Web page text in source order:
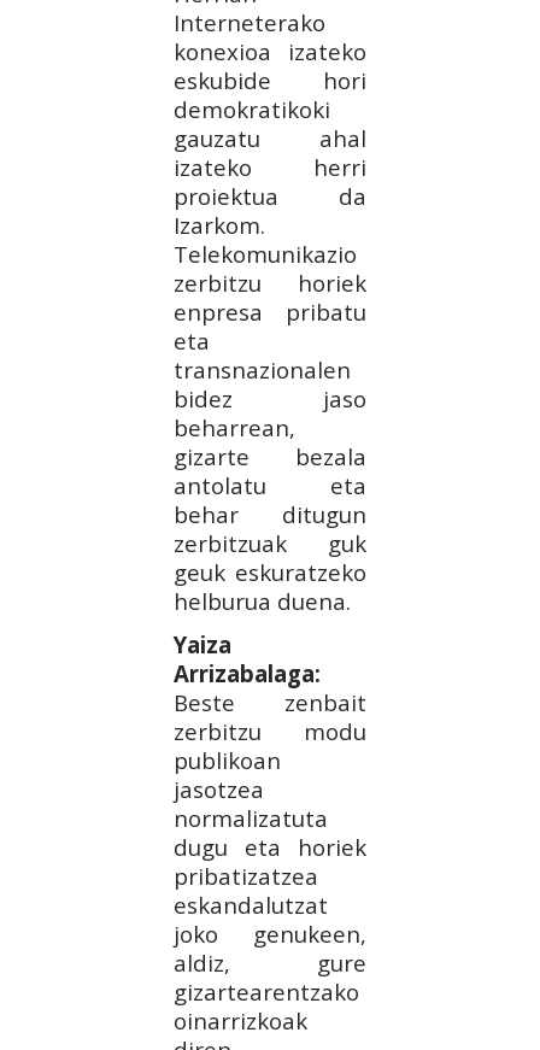
Interneterako
konexioa izateko
eskubide hori
demokratikoki
gauzatu ahal
izateko herri
proiektua da
Izarkom.
Telekomunikazio
zerbitzu horiek
enpresa pribatu
eta
transnazionalen
bidez jaso
beharrean,
gizarte bezala
antolatu eta
behar ditugun
zerbitzuak guk
geuk eskuratzeko
helburua duena.
Yaiza
Arrizabalaga:
Beste zenbait
zerbitzu modu
publikoan
jasotzea
normalizatuta
dugu eta horiek
pribatizatzea
eskandalutzat
joko genukeen,
aldiz, gure
gizartearentzako
oinarrizkoak